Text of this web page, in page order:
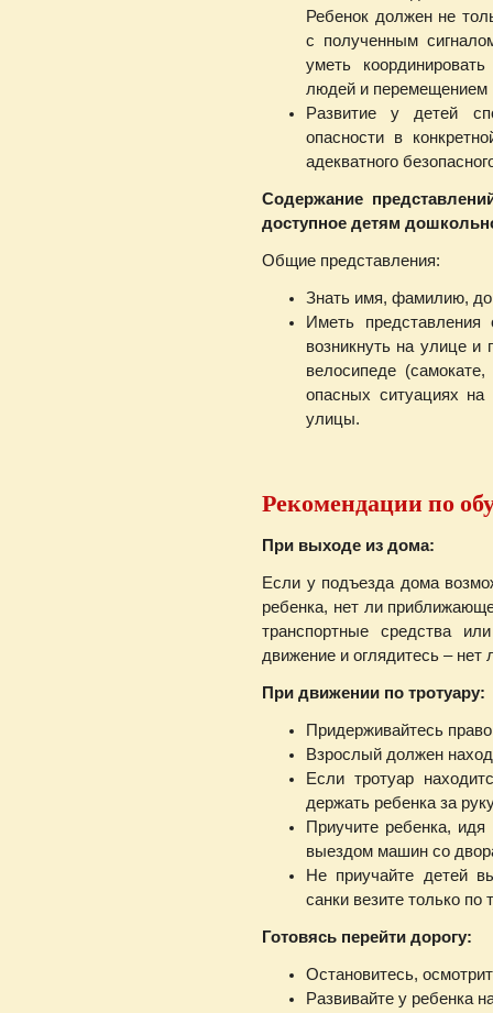
Ребенок должен не
с полученным
уметь
людей и перемещением
Развитие у детей
опасности в
адекватного
Содержание
доступное детям
Общие представления:
Знать имя, фамилию,
Иметь
возникнуть на улице и
велосипеде
опасных ситуациях на
улицы.
Рекомендации по
При выходе из дома:
Если у подъезда дома
ребенка, нет ли
транспортные средства
движение и оглядитесь – нет
При движении по тротуару:
Придерживайтесь
Взрослый должен
Если тротуар
держать ребенка за
Приучите ребенка, идя
выездом машин со
Не приучайте детей
санки везите только по
Готовясь перейти дорогу:
Остановитесь,
Развивайте у ребенка